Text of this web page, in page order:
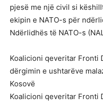
pjesë me një civil si
ekipin e NATO-s për
Ndërlidhës të NATO-s
Koalicioni qeveritar Fronti
dërgimin e ushtarëve
Kosovë
Koalicioni qeveritar Fronti